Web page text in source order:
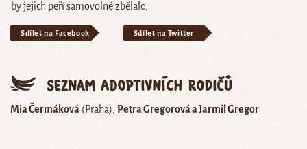
by jejich peří samovolně zbělalo.
Sdílet na Facebook Sdílet na Twitter
Seznam adoptivních rodičů
Mia Čermáková (Praha) Petra Gregorová a Jarmil Gregor